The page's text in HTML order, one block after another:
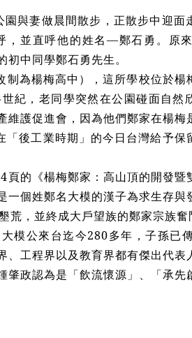
與妻做晨間散步，正散步中迎面
，並直呼他的姓名—鄭石勇。原
中同學鄭石勇先生。
為楊梅高中），這所學校位於楊
紀，老同學突然在公園碰面自然
護促進會，因為他們鄭家在楊梅
後工業時期」的今日台灣給予保
的《楊梅鄭家：高山頂的開發暨
個姓鄭名大模的漢子為求生存與
，並終成大戶望族的鄭家宗族奮
模公來台迄今280多年，子孫已
工程界以及教育界都有傑出代表
政認為是「飲流懷源」、「承先